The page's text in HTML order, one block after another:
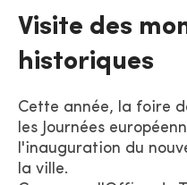
Visite des
historiques
Cette année, la foire
les Journées
l'inauguration du
la ville.